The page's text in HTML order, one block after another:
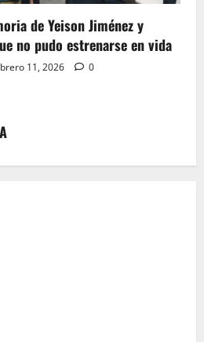
de Yeison Jiménez y
no pudo estrenarse en vida
11, 2026 0